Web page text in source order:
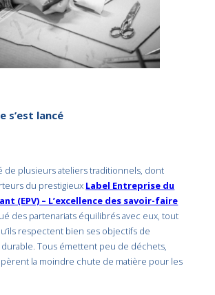
s’est lancé
de plusieurs ateliers traditionnels, dont
du prestigieux Label Entreprise du
(EPV) – L’excellence des savoir-faire
des partenariats équilibrés avec eux, tout
respectent bien ses objectifs de
Tous émettent peu de déchets,
la moindre chute de matière pour les